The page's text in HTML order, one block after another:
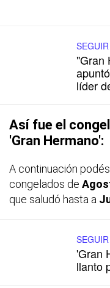
"Gran
líder
Así fue el
'Gran Hermano':
A continuación
congelados de
que saludó hasta a
'Gran
llanto